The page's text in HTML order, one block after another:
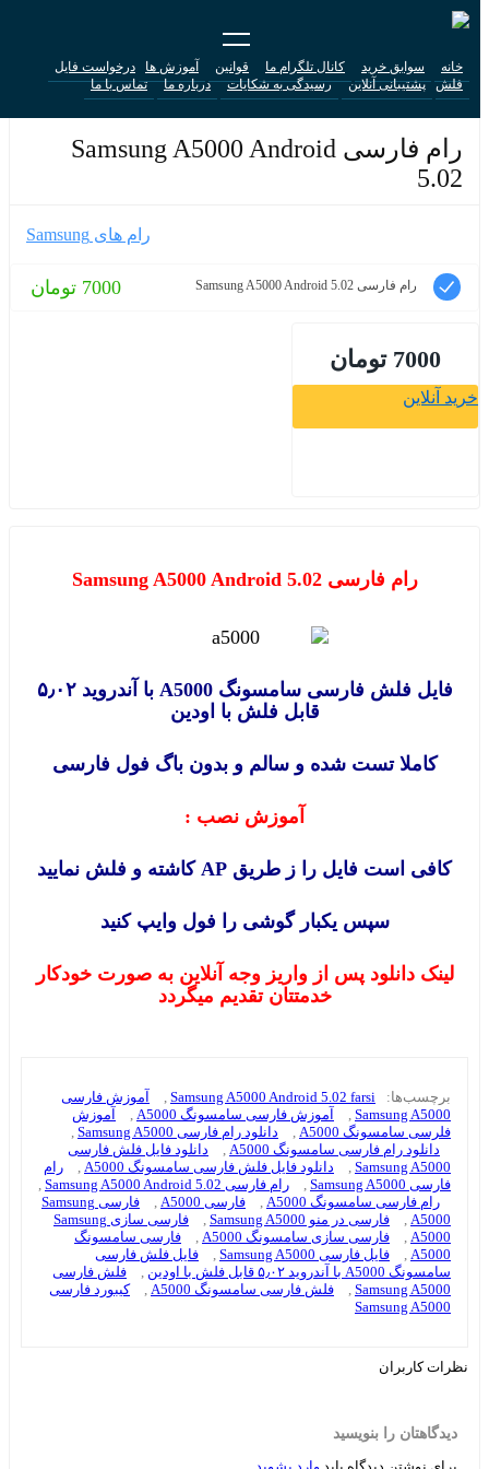
خانه سوابق خرید کانال تلگرام ما قوانین آموزش ها
درخواست فایل
فلش
پشتیبانی آنلاین رسیدگی به شکایات درباره ما تماس با ما
رام فارسی Samsung A5000 Android
5.02
رام های Samsung
رام فارسی Samsung A5000 Android 5.02 7000 تومان
7000 تومان
خرید آنلاین
رام فارسی Samsung A5000 Android 5.02
فایل فلش فارسی سامسونگ A5000 با آندروید ۵٫۰۲
قابل فلش با اودین
کاملا تست شده و سالم و بدون باگ فول فارسی
آموزش نصب :
کافی است فایل را ز طریق AP کاشته و فلش نمایید
سپس یکبار گوشی را فول وایپ کنید
لینک دانلود پس از واریز وجه آنلاین به صورت خودکار
خدمتتان تقدیم میگردد
برچسب‌ها: Samsung A5000 Android 5.02 farsi
آموزش فارسی
Samsung A5000
آموزش فارسی سامسونگ A5000
آموزش
فلرسی سامسونگ A5000
دانلود رام فارسی Samsung A5000
دانلود رام فارسی سامسونگ A5000
دانلود فایل فلش فارسی
Samsung A5000
دانلود فایل فلش فارسی سامسونگ A5000
رام
فارسی Samsung A5000
رام فارسی Samsung A5000 Android 5.02
رام فارسی سامسونگ A5000
فارسی A5000
فارسی Samsung
A5000
فارسی در منو Samsung A5000
فارسی سازی Samsung
A5000
فارسی سازی سامسونگ A5000
فارسی سامسونگ
A5000
فایل فارسی Samsung A5000
فایل فلش فارسی
سامسونگ A5000 با آندروید ۵٫۰۲ قابل فلش با اودین
فلش فارسی
Samsung A5000
فلش فارسی سامسونگ A5000
کیبورد فارسی
Samsung A5000
نظرات کاربران
دیدگاهتان را بنویسید